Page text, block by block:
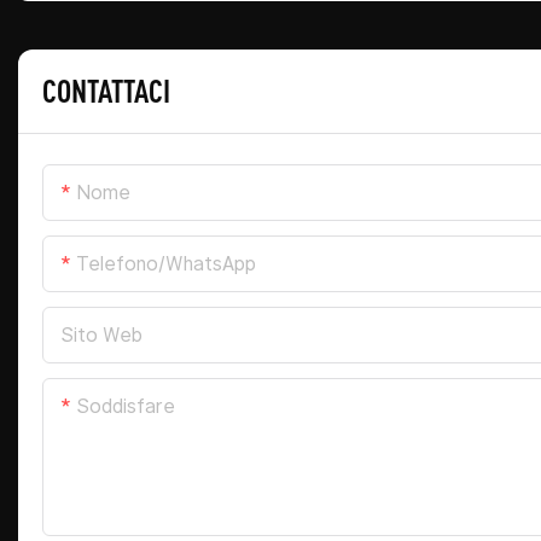
CONTATTACI
Nome
Telefono/WhatsApp
Sito Web
Soddisfare